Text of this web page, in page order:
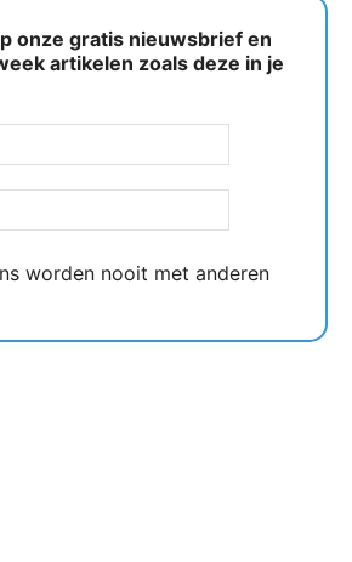
onze gratis nieuwsbrief en
artikelen zoals deze in je
worden nooit met anderen